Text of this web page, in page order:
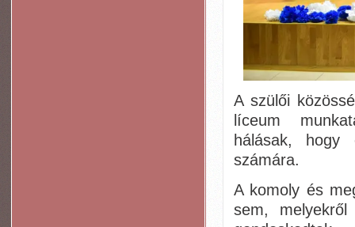
A szülői
líceum
hálásak, hogy
számára.
A komoly és
sem,